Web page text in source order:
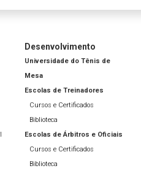
Desenvolvimento
Universidade do Tênis de
Mesa
Escolas de Treinadores
Cursos e Certificados
Biblioteca
Escolas de Árbitros e Oficiais
Cursos e Certificados
Biblioteca